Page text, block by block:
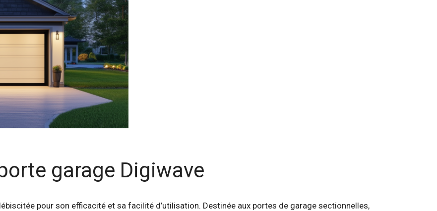
garage Digiwave
pour son efficacité et sa facilité d’utilisation. Destinée aux portes de garage sectionnelles,